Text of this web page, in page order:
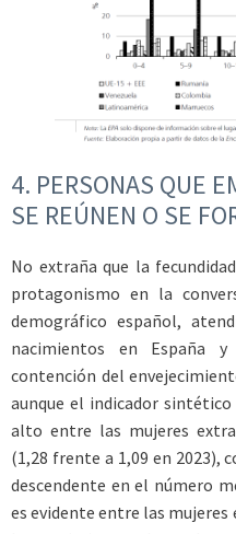
4. PERSONAS QUE
SE REÚNEN O SE
No extraña que la
protagonismo en la
demográfico español,
nacimientos en España
contención del
aunque el indicador
alto entre las mujeres
(1,28 frente a 1,09 en 2023),
descendente en el número
es evidente entre las mujeres